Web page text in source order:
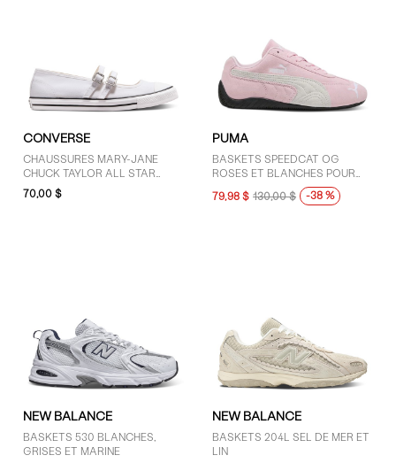
CONVERSE
CHAUSSURES MARY-JANE
CHUCK TAYLOR ALL STAR
DAINTY BLANCHES POUR
FEMMES
70,00 $
PUMA
BASKETS SPEEDCAT OG
ROSES ET BLANCHES POUR
FEMMES
79,98 $ 130,00 $ -38 %
NEW BALANCE
BASKETS 530 BLANCHES,
GRISES ET MARINE
NEW BALANCE
BASKETS 204L SEL DE MER ET
LIN